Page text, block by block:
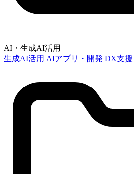
AI・生成AI活用
生成AI活用 AIアプリ・開発 DX支援